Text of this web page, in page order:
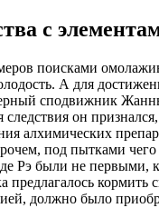
с
поисками
А для
сподвижник
он
алхимических
под пытками
Рэ были не первыми,
предлагалось
должно было